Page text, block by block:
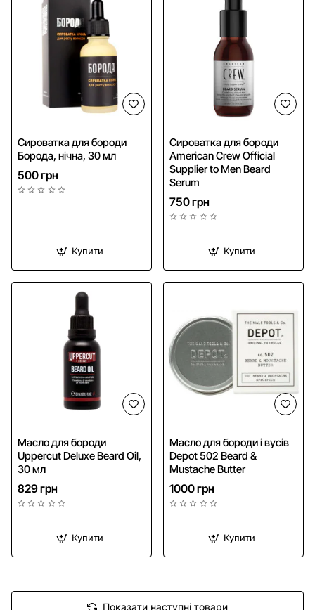
Сироватка для бороди
Борода, нічна, 30 мл
500 грн
Купити
Сироватка для бороди
American Crew Official
Supplier to Men Beard
Serum
750 грн
Купити
Масло для бороди
Uppercut Deluxe Beard Oil,
30 мл
829 грн
Купити
Масло для бороди і вусів
Depot 502 Beard &
Mustache Butter
1000 грн
Купити
Показати наступні товари